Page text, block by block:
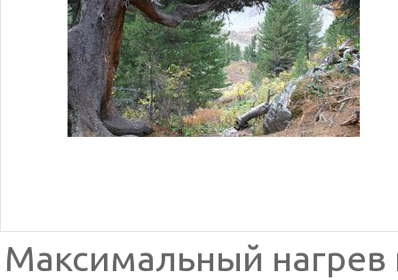
Максимальный нагрев